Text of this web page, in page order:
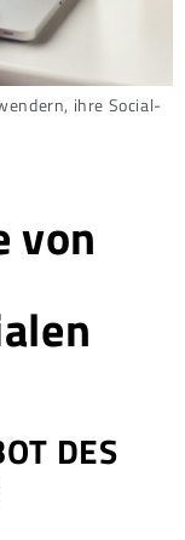
ihre Social-
von
DES